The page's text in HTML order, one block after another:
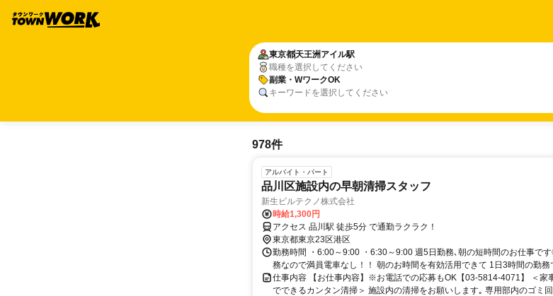
東京都天王洲アイル駅
職種を選択してください
副業・WワークOK
キーワードを選択してください
978件
アルバイト・パート
品川区施設内の早朝清掃スタッフ
新生ビルテクノ株式会社
時給1,300円
アクセス 品川駅 徒歩5分 で通勤ラクラク！
東京都東京23区港区
勤務時間 ・6:00～9:00 ・6:30～9:00 週5日勤務､朝の短時間のお仕事で
務なので満員電車なし！！ 朝のお時間を有効活用できて 1日3時間の勤務
仕事内容 【お仕事内容】※お電話での応募もOK【03-5814-4071】 ＜家
でできるカンタン清掃＞ 施設内の清掃をお願いします｡ 専用部内のゴミ